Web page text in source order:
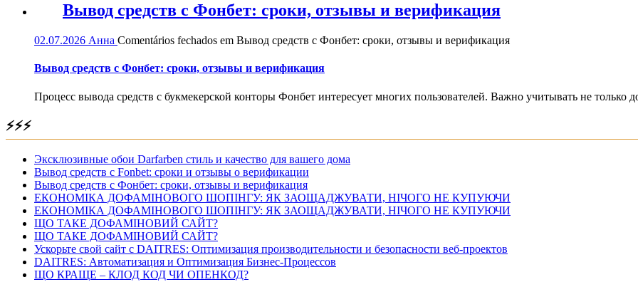
Вывод средств с Фонбет: сроки, отзывы и верификация
02.07.2026 Анна Comentários fechados em Вывод средств с Фонбет: сроки, отзывы и верификация
Вывод средств с Фонбет: сроки, отзывы и верификация
Процесс вывода средств с букмекерской конторы Фонбет интересует многих пользователей. Важно учитывать не только
⚡⚡⚡
Эксклюзивные обои Darfarben стиль и качество для вашего дома
Вывод средств с Fonbet: сроки и отзывы о верификации
Вывод средств с Фонбет: сроки, отзывы и верификация
ЕКОНОМІКА ДОФАМІНОВОГО ШОПІНГУ: ЯК ЗАОЩАДЖУВАТИ, НІЧОГО НЕ КУПУЮЧИ
ЕКОНОМІКА ДОФАМІНОВОГО ШОПІНГУ: ЯК ЗАОЩАДЖУВАТИ, НІЧОГО НЕ КУПУЮЧИ
ЩО ТАКЕ ДОФАМІНОВИЙ САЙТ?
ЩО ТАКЕ ДОФАМІНОВИЙ САЙТ?
Ускорьте свой сайт с DAITRES: Оптимизация производительности и безопасности веб-проектов
DAITRES: Автоматизация и Оптимизация Бизнес-Процессов
ЩО КРАЩЕ – КЛОД КОД ЧИ ОПЕНКОД?